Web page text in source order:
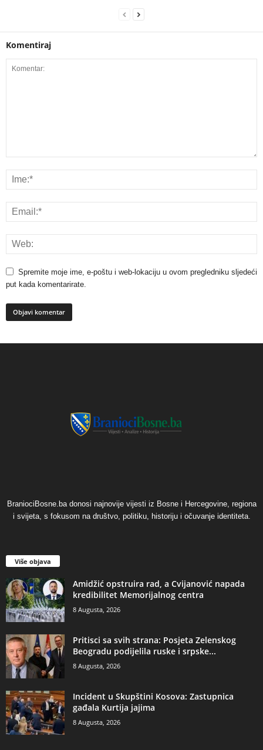
Komentiraj
Spremite moje ime, e-poštu i web-lokaciju u ovom pregledniku sljedeći
put kada komentarirate.
BraniociBosne.ba donosi najnovije vijesti iz Bosne i Hercegovine, regiona
i svijeta, s fokusom na društvo, politiku, historiju i očuvanje identiteta.
Više objava
Amidžić opstruira rad, a Cvijanović napada
kredibilitet Memorijalnog centra
8 Augusta, 2026
​Pritisci sa svih strana: Posjeta Zelenskog
Beogradu podijelila ruske i srpske...
8 Augusta, 2026
Incident u Skupštini Kosova: Zastupnica
gađala Kurtija jajima
8 Augusta, 2026